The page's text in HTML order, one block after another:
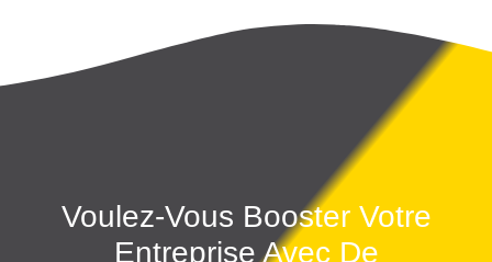
Voulez-Vous Booster Votre
Entreprise Avec De